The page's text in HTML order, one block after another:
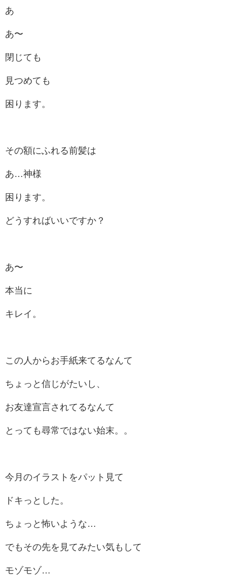
あ
あ〜
閉じても
見つめても
困ります。
その額にふれる前髪は
あ…神様
困ります。
どうすればいいですか？
あ〜
本当に
キレイ。
この人からお手紙来てるなんて
ちょっと信じがたいし、
お友達宣言されてるなんて
とっても尋常ではない始末。。
今月のイラストをパット見て
ドキっとした。
ちょっと怖いような…
でもその先を見てみたい気もして
モゾモゾ…